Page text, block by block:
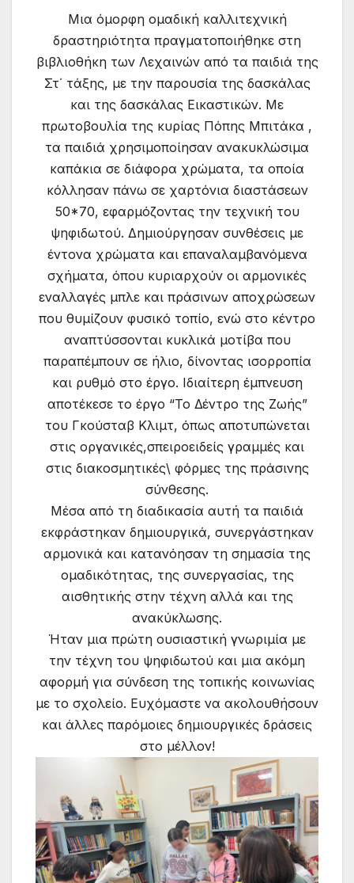
Μια όμορφη ομαδική καλλιτεχνική
δραστηριότητα πραγματοποιήθηκε στη
βιβλιοθήκη των Λεχαινών από τα παιδιά της
Στ΄ τάξης, με την παρουσία της δασκάλας
και της δασκάλας Εικαστικών. Με
πρωτοβουλία της κυρίας Πόπης Μπιτάκα ,
τα παιδιά χρησιμοποίησαν ανακυκλώσιμα
καπάκια σε διάφορα χρώματα, τα οποία
κόλλησαν πάνω σε χαρτόνια διαστάσεων
50*70, εφαρμόζοντας την τεχνική του
ψηφιδωτού. Δημιούργησαν συνθέσεις με
έντονα χρώματα και επαναλαμβανόμενα
σχήματα, όπου κυριαρχούν οι αρμονικές
εναλλαγές μπλε και πράσινων αποχρώσεων
που θυμίζουν φυσικό τοπίο, ενώ στο κέντρο
αναπτύσσονται κυκλικά μοτίβα που
παραπέμπουν σε ήλιο, δίνοντας ισορροπία
και ρυθμό στο έργο. Ιδιαίτερη έμπνευση
αποτέκεσε το έργο “Το Δέντρο της Ζωής”
του Γκούσταβ Κλιμτ, όπως αποτυπώνεται
στις οργανικές,σπειροειδείς γραμμές και
στις διακοσμητικές\ φόρμες της πράσινης
σύνθεσης.
Μέσα από τη διαδικασία αυτή τα παιδιά
εκφράστηκαν δημιουργικά, συνεργάστηκαν
αρμονικά και κατανόησαν τη σημασία της
ομαδικότητας, της συνεργασίας, της
αισθητικής στην τέχνη αλλά και της
ανακύκλωσης.
Ήταν μια πρώτη ουσιαστική γνωριμία με
την τέχνη του ψηφιδωτού και μια ακόμη
αφορμή για σύνδεση της τοπικής κοινωνίας
με το σχολείο. Ευχόμαστε να ακολουθήσουν
και άλλες παρόμοιες δημιουργικές δράσεις
στο μέλλον!